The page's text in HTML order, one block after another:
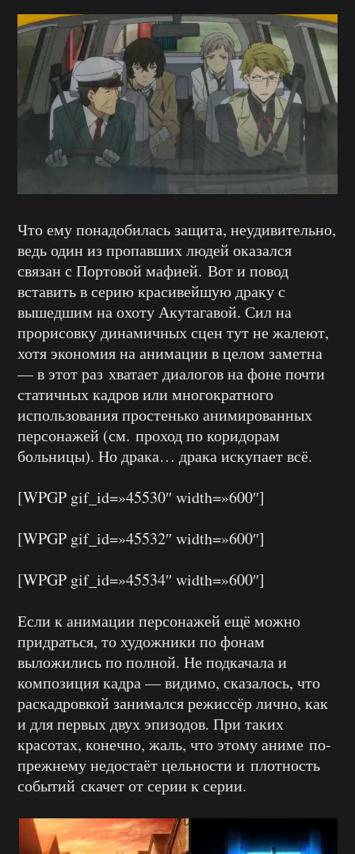
Что ему понадобилась защита, неудивительно,
ведь один из пропавших людей оказался
связан с Портовой мафией. Вот и повод
вставить в серию красивейшую драку с
вышедшим на охоту Акутагавой. Сил на
прорисовку динамичных сцен тут не жалеют,
хотя экономия на анимации в целом заметна
— в этот раз хватает диалогов на фоне почти
статичных кадров или многократного
использования простенько анимированных
персонажей (см. проход по коридорам
больницы). Но драка… драка искупает всё.
[WPGP gif_id=»45530″ width=»600″]
[WPGP gif_id=»45532″ width=»600″]
[WPGP gif_id=»45534″ width=»600″]
Если к анимации персонажей ещё можно
придраться, то художники по фонам
выложились по полной. Не подкачала и
композиция кадра — видимо, сказалось, что
раскадровкой занимался режиссёр лично, как
и для первых двух эпизодов. При таких
красотах, конечно, жаль, что этому аниме по-
прежнему недостаёт цельности и плотность
событий скачет от серии к серии.